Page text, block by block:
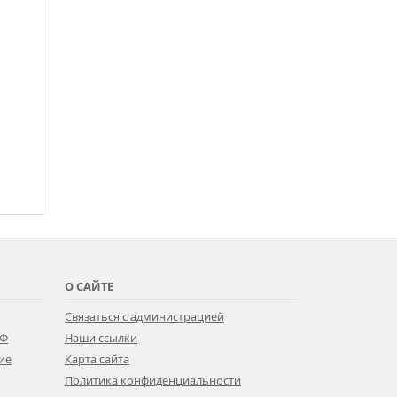
О САЙТЕ
Связаться с администрацией
Наши ссылки
Карта сайта
Политика конфиденциальности